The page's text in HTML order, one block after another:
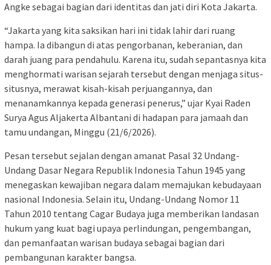
Angke sebagai bagian dari identitas dan jati diri Kota Jakarta.
“Jakarta yang kita saksikan hari ini tidak lahir dari ruang
hampa. Ia dibangun di atas pengorbanan, keberanian, dan
darah juang para pendahulu. Karena itu, sudah sepantasnya kita
menghormati warisan sejarah tersebut dengan menjaga situs-
situsnya, merawat kisah-kisah perjuangannya, dan
menanamkannya kepada generasi penerus,” ujar Kyai Raden
Surya Agus Aljakerta Albantani di hadapan para jamaah dan
tamu undangan, Minggu (21/6/2026).
Pesan tersebut sejalan dengan amanat Pasal 32 Undang-
Undang Dasar Negara Republik Indonesia Tahun 1945 yang
menegaskan kewajiban negara dalam memajukan kebudayaan
nasional Indonesia. Selain itu, Undang-Undang Nomor 11
Tahun 2010 tentang Cagar Budaya juga memberikan landasan
hukum yang kuat bagi upaya perlindungan, pengembangan,
dan pemanfaatan warisan budaya sebagai bagian dari
pembangunan karakter bangsa.